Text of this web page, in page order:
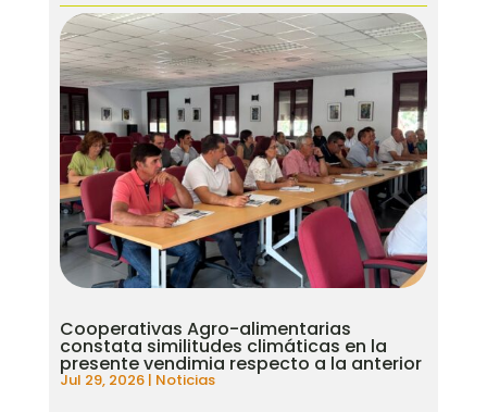
Cooperativas Agro-alimentarias
constata similitudes climáticas en la
presente vendimia respecto a la anterior
Jul 29, 2026| Noticias